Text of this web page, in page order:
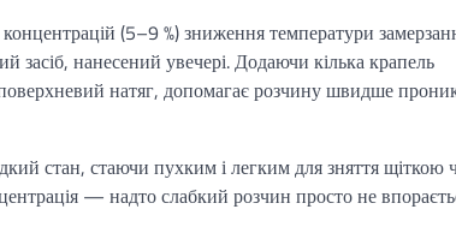
(5–9 %) зниження температури
засіб, нанесений увечері. Додаючи кілька крапель
натяг, допомагає розчину швидше
стан, стаючи пухким і легким для зняття щіткою
— надто слабкий розчин просто не